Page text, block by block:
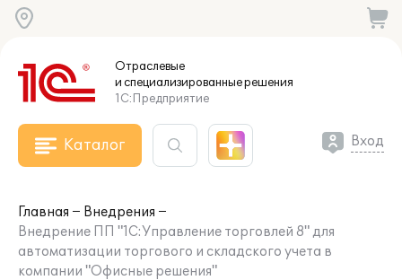
Отраслевые
и специализированныерешения
1С:Предприятие
Каталог Вход
Главная
Внедрения
Внедрение ПП "1С:Управление торговлей 8" для
автоматизации торгового и складского учета в
компании "Офисные решения"